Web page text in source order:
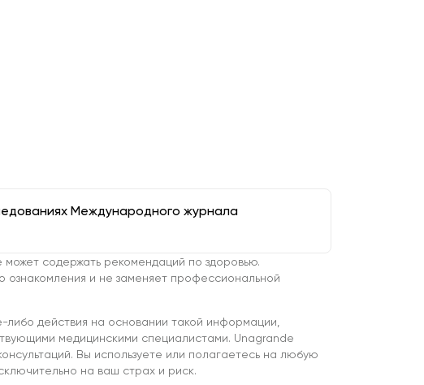
Международного журнала
содержать рекомендаций по здоровью.
и не заменяет профессиональной
действия на основании такой информации,
медицинскими специалистами. Unagrande
Вы используете или полагаетесь на любую
на ваш страх и риск.